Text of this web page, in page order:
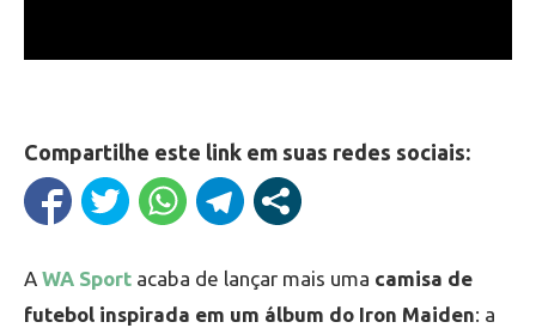
Compartilhe este link em suas redes sociais:
A WA Sport acaba de lançar mais uma camisa de
futebol inspirada em um álbum do Iron Maiden: a